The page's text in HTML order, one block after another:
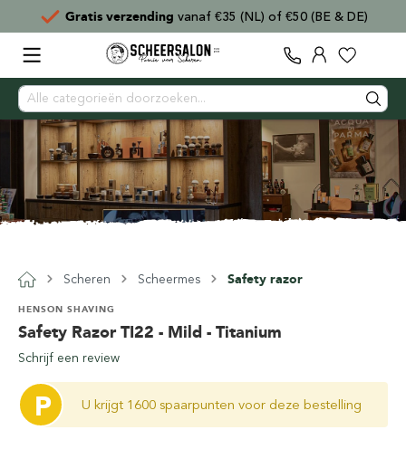
Voor15:00besteld,direct verzonden
Scheren Scheermes Safety razor
Safety Razor TI22 - Mild - Titanium
HENSON SHAVING
Schrijf een review
P U krijgt 1600 spaarpunten voor deze bestelling